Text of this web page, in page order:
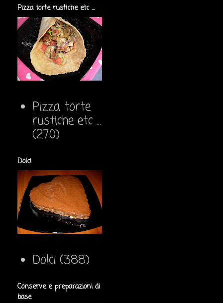
Pizza torte rustiche etc ...
Pizza torte
rustiche etc ...
(270)
Dolci
Dolci (388)
Conserve e preparazioni di
base